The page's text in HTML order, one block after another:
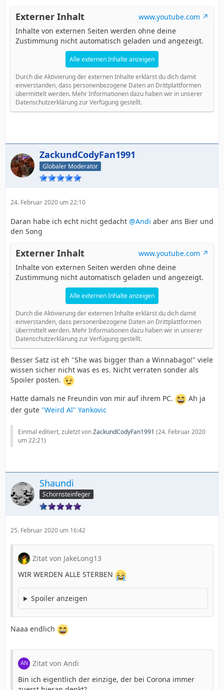
Externer Inhalt
www.youtube.com
Inhalte von externen Seiten werden ohne deine
Zustimmung nicht automatisch geladen und angezeigt.
Alle externen Inhalte anzeigen
Durch die Aktivierung der externen Inhalte erklärst du dich damit
einverstanden, dass personenbezogene Daten an Drittplattformen
übermittelt werden. Mehr Informationen dazu haben wir in unserer
Datenschutzerklärung zur Verfügung gestellt.
ZackundCodyFan1991
Globaler Moderator
24. Februar 2020 um 22:10
Daran habe ich echt nicht gedacht @Andi aber ans Bier und
den Song
Externer Inhalt
www.youtube.com
Inhalte von externen Seiten werden ohne deine
Zustimmung nicht automatisch geladen und angezeigt.
Alle externen Inhalte anzeigen
Durch die Aktivierung der externen Inhalte erklärst du dich damit
einverstanden, dass personenbezogene Daten an Drittplattformen
übermittelt werden. Mehr Informationen dazu haben wir in unserer
Datenschutzerklärung zur Verfügung gestellt.
Besser Satz ist eh "She was bigger than a Winnabago!" viele
wissen sicher nicht was es es. Nicht verraten sonder als
Spoiler posten.
Hatte damals ne Freundin von mir auf ihrem PC.
Ah ja
der gute "Weird Al" Yankovic
Einmal editiert, zuletzt vonZackundCodyFan1991 (24. Februar 2020
um 22:21)
Shaundi
Schornsteinfeger
25. Februar 2020 um 16:42
Zitat von JakeLong13
WIR WERDEN ALLE STERBEN
Spoiler anzeigen
Naaa endlich
Zitat von Andi
Bin ich eigentlich der einzige, der bei Corona immer